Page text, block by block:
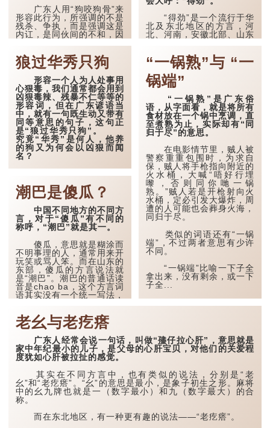
广东人用“狗咬狗骨”来
形容此行为，所强调的不是
残杀、争执，而是强调这是
内讧，是同伙间的不和，因
上，有两件“狗咬狗骨”的事
最深入民心，其一是“玄武
门之变”，唐朝李世民杀死
长兄皇太子李建成和四弟齐
王李元吉成功夺取太子之
位；其二是曹操两子的“煮
豆燃萁”故...
“得劲”是一个流行于华
北及东北地区的方言，河
北、河南，安徽北部、山东
棒，舒服．很爽，称心如
意，多表示感觉很好的意
思。在老舍《全家福》第一
幕第二场就曾经有以下的对
白：“你愈照顾我，我心里
愈不得劲儿。”由此可见，
得劲就是舒服的近义词。
除了代表舒服...
狼过华秀只狗
形容一个人为人处事用
心狠毒，我们通常都会用到
凶狠毒辣、残暴不仁等等的
形容词，但在广东谚语当
中，就有一句既生动又带有
同等意思的句子，这句正
是“狼过华秀只狗”。
究竟“华秀”是何人，他养
的狗又为何会以凶狠而闻
名？
中一项技能就是斗狗。在他
生活的时代，“斗狗赌钱”是
闲时的娱乐之一，所以相中
一只凶狠的狗某程度而言是
可以为自己带来一大笔财
富。华秀千挑万选之下，就
找到一只相当威猛的狗，为
他带来多场连胜。这只“华
秀的狗”甚至在街上看到纸
老虎也会即时扑上去嘶咬，
凶狠无比。
...
潮巴是傻瓜？
中国不同地方的不同方
言，对于“傻瓜”有不同的
称呼，“潮巴”就是其一。
傻瓜，意思就是糊涂而
不明事理的人，通常用来开
玩笑或骂人笨。而在山东的
东部，傻瓜的方言说法就
是“潮巴”。潮巴的普通话读
音是chao ba，这个方言词
语其实没有一个统一写法，
吧”、“朝吧”、“朝霸”等的写
法。
在山东东部地区，人们
会以“潮”来形容一个
人“傻”、“缺心眼”、“犯迷...
“一锅熟”与 “一
锅端”
“一锅熟”是广东俗
语，从字面看，就是将所有
食材放在一个锅中烹调，直
至煮熟为止，实际却有“同
归于尽”的意思。
在电影情节里，贼人被
警察重重包围时，为求自
保，贼人将手枪指向附近的
火水桶，大喊“唔好行埋
嚟，否则同你哋一锅
熟。”贼人若是开枪射向火
水桶，定必引发大爆炸，周
遭的人可能也会葬身火海，
同归于尽。
类似的词语还有“一锅
端”，不过两者意思有少许
不同。
“一锅端”比喻一下子全
拿出来，没有剩余，或一下
子全...
老幺与老疙瘩
广东人经常会说一句话，叫做“孻仔拉心肝”，意思就是
家中年纪最小的儿子，是父母的心肝宝贝，对他们的关爱程
度犹如心肝被拉扯的感觉。
其实在不同方言中，也有类似的说法，分别是“老
幺”和“老疙瘩”。“幺”的意思是最小，是象子初生之形。麻将
中的幺九牌也就是一（数字最小）和九（数字最大）的合
称。
而在东北地区，有一种更有趣的说法——“老疙瘩”。